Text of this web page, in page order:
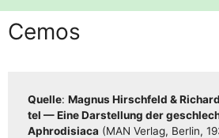
Cemos
Quel­le: Magnus Hirsch­feld &
tel — Eine Dar­stel­lung der
Aphro­di­sia­ca (MAN Ver­lag, Ber­lin,